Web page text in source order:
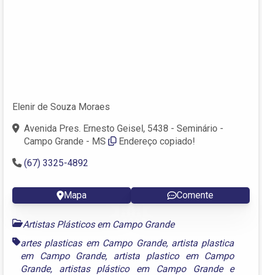
Elenir de Souza Moraes
Avenida Pres. Ernesto Geisel, 5438 - Seminário -
Campo Grande - MS
Endereço copiado!
(67) 3325-4892
Mapa Comente
Artistas Plásticos em Campo Grande
artes plasticas em Campo Grande, artista plastica
em Campo Grande, artista plastico em Campo
Grande, artistas plástico em Campo Grandee